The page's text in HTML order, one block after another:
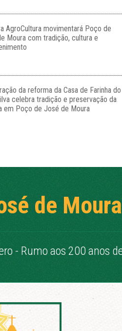
AgroCultura movimentará Poço de
Moura com tradição, cultura e
da reforma da Casa de Farinha do
celebra tradição e preservação da
em Poço de José de Moura
de Moura
- Rumo aos 200 anos